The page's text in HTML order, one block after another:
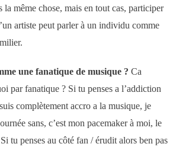
même chose, mais en tout cas, participer
artiste peut parler à un individu comme
.
une fanatique de musique ? Ca
par fanatique ? Si tu penses a l’addiction
complètement accro a la musique, je
sans, c’est mon pacemaker à moi, le
Si tu penses au côté fan / érudit alors ben pas